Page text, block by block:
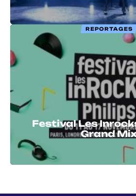
REPORTAGES
Festival Les
Grand